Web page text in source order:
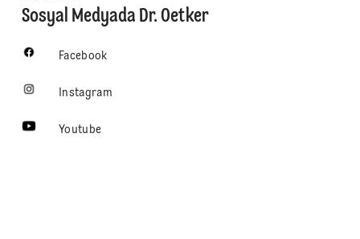
Sosyal Medyada Dr. Oetker
Facebook
Instagram
Youtube